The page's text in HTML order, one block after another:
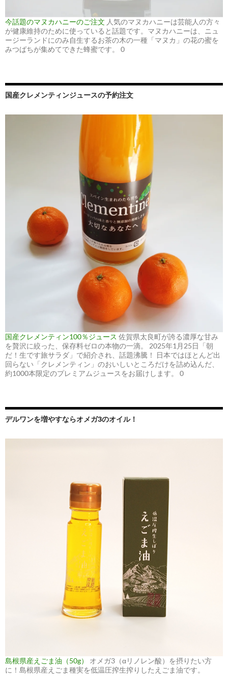
今話題のマヌカハニーのご注文 人気のマヌカハニーは芸能人の方々
が健康維持のために使っていると話題です。マヌカハニーは、ニュ
ージーランドにのみ自生するお茶の木の一種「マヌカ」の花の蜜を
みつばちが集めてできた蜂蜜です。 0
国産クレメンティンジュースの予約注文
国産クレメンティン100％ジュース 佐賀県太良町が誇る濃厚な甘み
を贅沢に絞った、保存料ゼロの本物の一滴。 2025年1月25日「朝
だ！生です旅サラダ」で紹介され、話題沸騰！ 日本ではほとんど出
回らない「クレメンティン」のおいしいところだけを詰め込んだ、
約1000本限定のプレミアムジュースをお届けします。 0
デルワンを増やすならオメガ3のオイル！
島根県産えごま油（50g）
オメガ3（αリノレン酸）を摂りたい方
に！島根県産えごま種実を低温圧搾生搾りしたえごま油です。